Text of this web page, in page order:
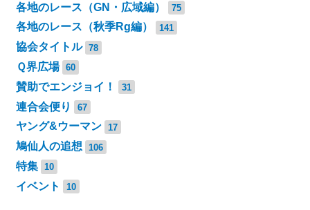
各地のレース（GN・広域編） 75
各地のレース（秋季Rg編） 141
協会タイトル 78
Ｑ界広場 60
賛助でエンジョイ！ 31
連合会便り 67
ヤング&ウーマン 17
鳩仙人の追想 106
特集 10
イベント 10